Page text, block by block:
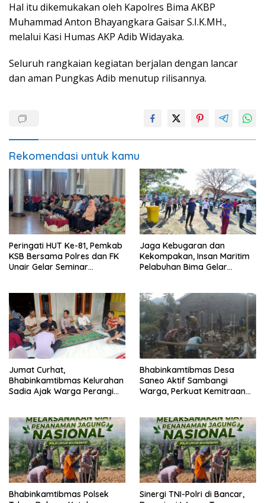
Hal itu dikemukakan oleh Kapolres Bima AKBP
Muhammad Anton Bhayangkara Gaisar S.I.K.MH.,
melalui Kasi Humas AKP Adib Widayaka.
Seluruh rangkaian kegiatan berjalan dengan lancar
dan aman Pungkas Adib menutup rilisannya.
Rekomendasi untuk kamu
Peringati HUT Ke-81, Pemkab
KSB Bersama Polres dan FK
Unair Gelar Seminar
Jaga Kebugaran dan
Kekompakan, Insan Maritim
Pelabuhan Bima Gelar
Jumat Curhat,
Bhabinkamtibmas Kelurahan
Sadia Ajak Warga Perangi
Bhabinkamtibmas Desa
Saneo Aktif Sambangi
Warga, Perkuat Kemitraan
Bhabinkamtibmas Polsek
Sinergi TNI-Polri di Bancar,